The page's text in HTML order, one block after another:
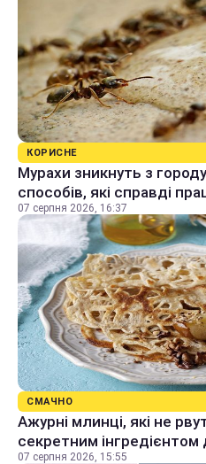
КОРИСНЕ
Мурахи зникнуть з
способів, які справді
07 серпня 2026, 16:37
СМАЧНО
Ажурні млинці, які не
секретним інгредієнтом
07 серпня 2026, 15:55